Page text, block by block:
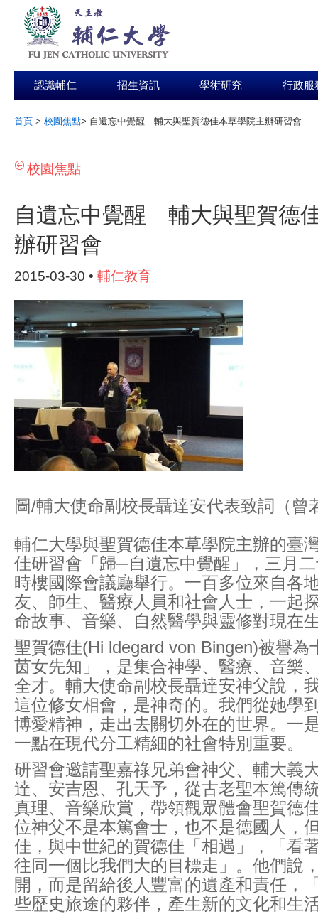
認識輔仁 招生資訊 學術研究 行政服
首頁 > 校園焦點> 自遺忘中覺醒 輔大與聖賀德佳本草學院主辦研習會
校園焦點
自遺忘中覺醒 輔大與聖賀德
辦研習會
2015-03-30 • 輔仁教育
圖/輔大使命副校長聶達安代表致詞（曾
輔仁大學與聖賀德佳本草學院主辦的臺
佳研習會「歸─自遺忘中覺醒」，三月
時樓國際會議廳舉行。一百多位來自各
友、師生、醫療人員和社會人士，一起
命故事、音樂、自然醫學與靈修對現在
聖賀德佳(Hi ldegard von Bingen)被譽為
茵女先知」，是集合神學、醫療、音樂
全才。輔大使命副校長聶達安神父說，
這位修女相會，是神奇的。我們從她學
博愛精神，走出去關切外在的世界。一
一點在現代分工精細的社會特別重要。
研習會邀請聖嘉祿兄弟會神父、輔大義
達、安吉恩、孔天予，從古老聖本篤傳
真理、音樂欣賞，帶領觀眾體會聖賀德
位神父不是本篤會士，也不是德國人，
佳，與中世紀的賀德佳「相遇」，「看
往同一個比我們大的目標走」。他們說
開，而是留給後人豐富的遺產和責任，
些歷史旅途的夥伴，產生新的文化和生